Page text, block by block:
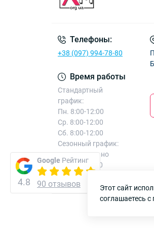
Телефоны:
+38 (097) 994-78-80
Время работы
Стандартный
график:
Пн. 8:00-12:00
Ср. 8:00-12:00
Сб. 8:00-12:00
Сезонный график:
дополнительно
Вт. 8:00-12:00
Чт. 8:00-12:00
4.8
Google Рейтинг
90 отзывов
Этот сайт
соглашаетесь